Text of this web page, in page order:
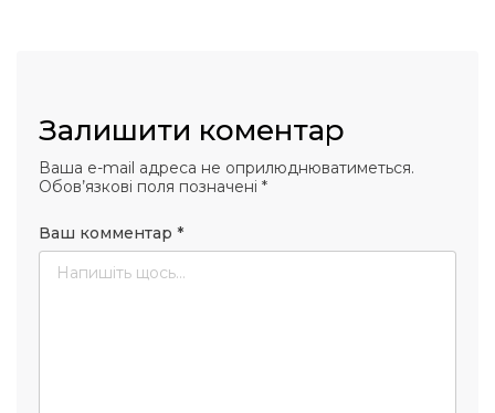
Залишити коментар
Ваша e-mail адреса не оприлюднюватиметься.
Обов’язкові поля позначені *
Ваш комментар *